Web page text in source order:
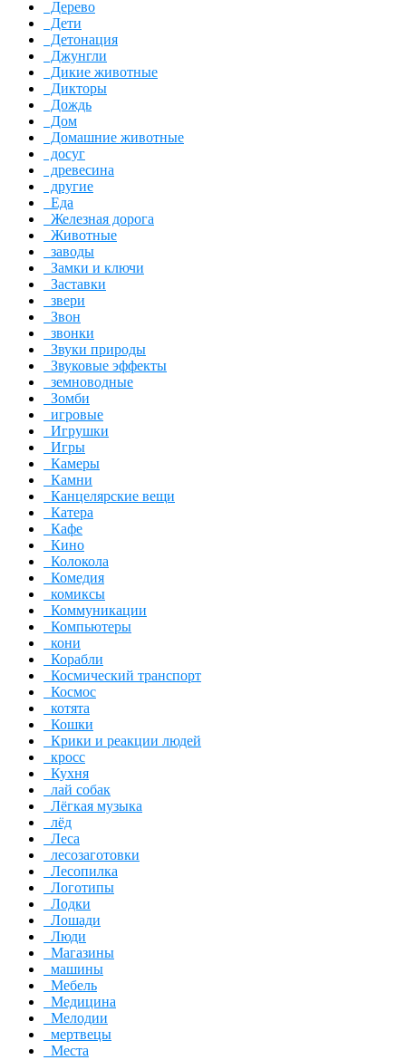
Дерево
Дети
Детонация
Джунгли
Дикие животные
Дикторы
Дождь
Дом
Домашние животные
досуг
древесина
другие
Еда
Железная дорога
Животные
заводы
Замки и ключи
Заставки
звери
Звон
звонки
Звуки природы
Звуковые эффекты
земноводные
Зомби
игровые
Игрушки
Игры
Камеры
Камни
Канцелярские вещи
Катера
Кафе
Кино
Колокола
Комедия
комиксы
Коммуникации
Компьютеры
кони
Корабли
Космический транспорт
Космос
котята
Кошки
Крики и реакции людей
кросс
Кухня
лай собак
Лёгкая музыка
лёд
Леса
лесозаготовки
Лесопилка
Логотипы
Лодки
Лошади
Люди
Магазины
машины
Мебель
Медицина
Мелодии
мертвецы
Места